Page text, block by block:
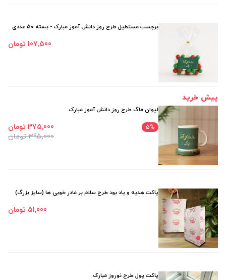
برچسب مستطیل طرح روز دانش آموز مبارک - بسته 50 عددی
107٬500 تومان
پیش خرید
لیوان ماگ طرح روز دانش آموز مبارک
5%
395٬000 تومان
375٬000 تومان
پاکت هدیه و یاد بود طرح سلام بر مادر خوبی ها (سایز بزرگ)
51٬000 تومان
پاکت پول طرح نوروز مبارک